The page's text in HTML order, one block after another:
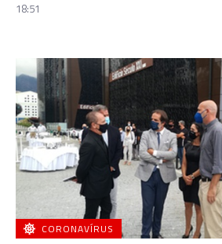
18:51
CORONAVÍRUS